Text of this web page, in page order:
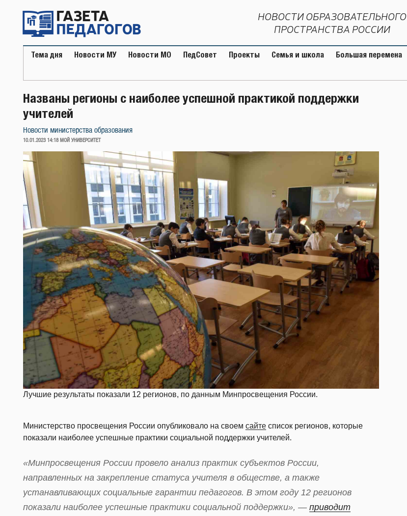
содержимому
НОВОСТИ ОБРАЗОВАТЕЛЬНОГО
ПРОСТРАНСТВА РОССИИ
Тема дня Новости МУ Новости МО ПедСовет Проекты Семья и школа Большая перемена
Названы регионы с наиболее успешной практикой поддержки
учителей
Новости министерства образования
ОПУБЛИКОВАНО
10.01.2023 14:18 МОЙ УНИВЕРСИТЕТ
Лучшие результаты показали 12 регионов, по данным Минпросвещения России.
Министерство просвещения России опубликовало на своем сайте список регионов, которые
показали наиболее успешные практики социальной поддержки учителей.
«Минпросвещения России провело анализ практик субъектов России,
направленных на закрепление статуса учителя в обществе, а также
устанавливающих социальные гарантии педагогов. В этом году 12 регионов
показали наиболее успешные практики социальной поддержки», — приводит